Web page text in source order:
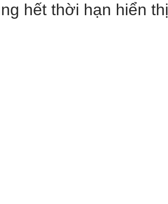
hết thời hạn hiển thị